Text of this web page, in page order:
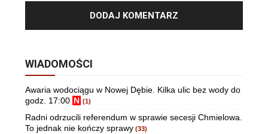
WIADOMOŚCI
Awaria wodociągu w Nowej Dębie. Kilka ulic bez wody do
godz. 17:00 N (1)
Radni odrzucili referendum w sprawie secesji Chmielowa.
To jednak nie kończy sprawy (33)